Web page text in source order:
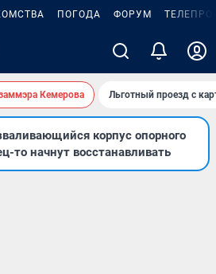
ПОГОДА ФОРУМ
Кемерова Льготный проезд с
корпус опорного
то начнут восстанавливать